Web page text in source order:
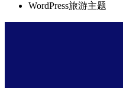
WordPress旅游主题